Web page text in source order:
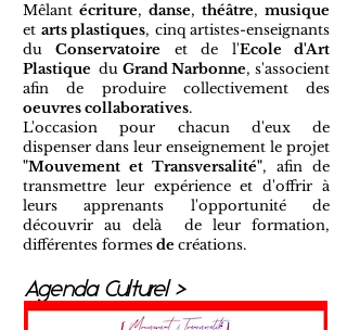
Mêlant écriture, danse, théâtre, musique
et arts plastiques, cinq artistes-enseignants
duConservatoire et de l'Ecole d'Art
Plastique du Grand Narbonne, s'associent
afin de produire collectivement des
oeuvres collaboratives.
L'occasion pour chacun d'eux de
dispenser dans leur enseignement le projet
"Mouvement et Transversalité", afin de
transmettre leur expérience et d'offrir à
leurs apprenants l'opportunité de
découvrir au delà de leur formation,
différentes formesde créations.
Agenda Culturel >